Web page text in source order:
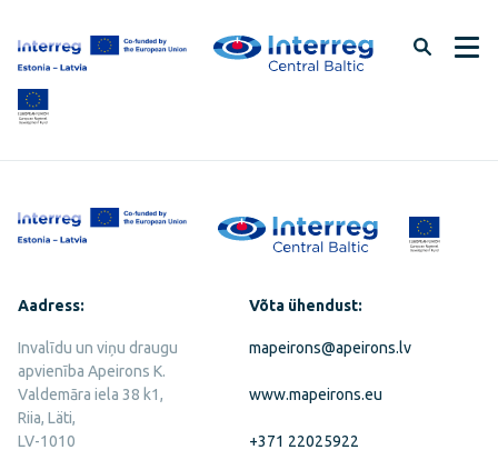
lehe
sisu
vahele
Aadress:
Invalīdu un viņu draugu
apvienība Apeirons K.
Valdemāra iela 38 k1,
Riia, Läti,
LV-1010
Võta ühendust:
mapeirons@apeirons.lv
www.mapeirons.eu
+371 22025922